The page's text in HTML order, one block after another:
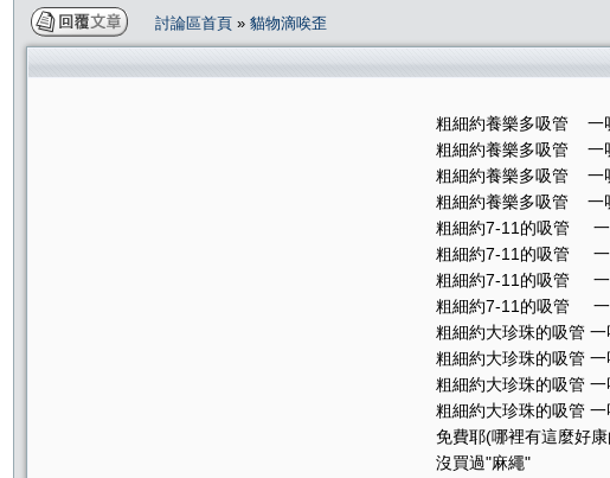
討論區首頁 » 貓物滴唉歪
粗細約養樂多吸管 一
粗細約養樂多吸管 一
粗細約養樂多吸管 一
粗細約養樂多吸管 一
粗細約7-11的吸管 一
粗細約7-11的吸管 一
粗細約7-11的吸管 一
粗細約7-11的吸管 一
粗細約大珍珠的吸管
粗細約大珍珠的吸管
粗細約大珍珠的吸管
粗細約大珍珠的吸管
免費耶(哪裡有這麼好
沒買過"麻繩"